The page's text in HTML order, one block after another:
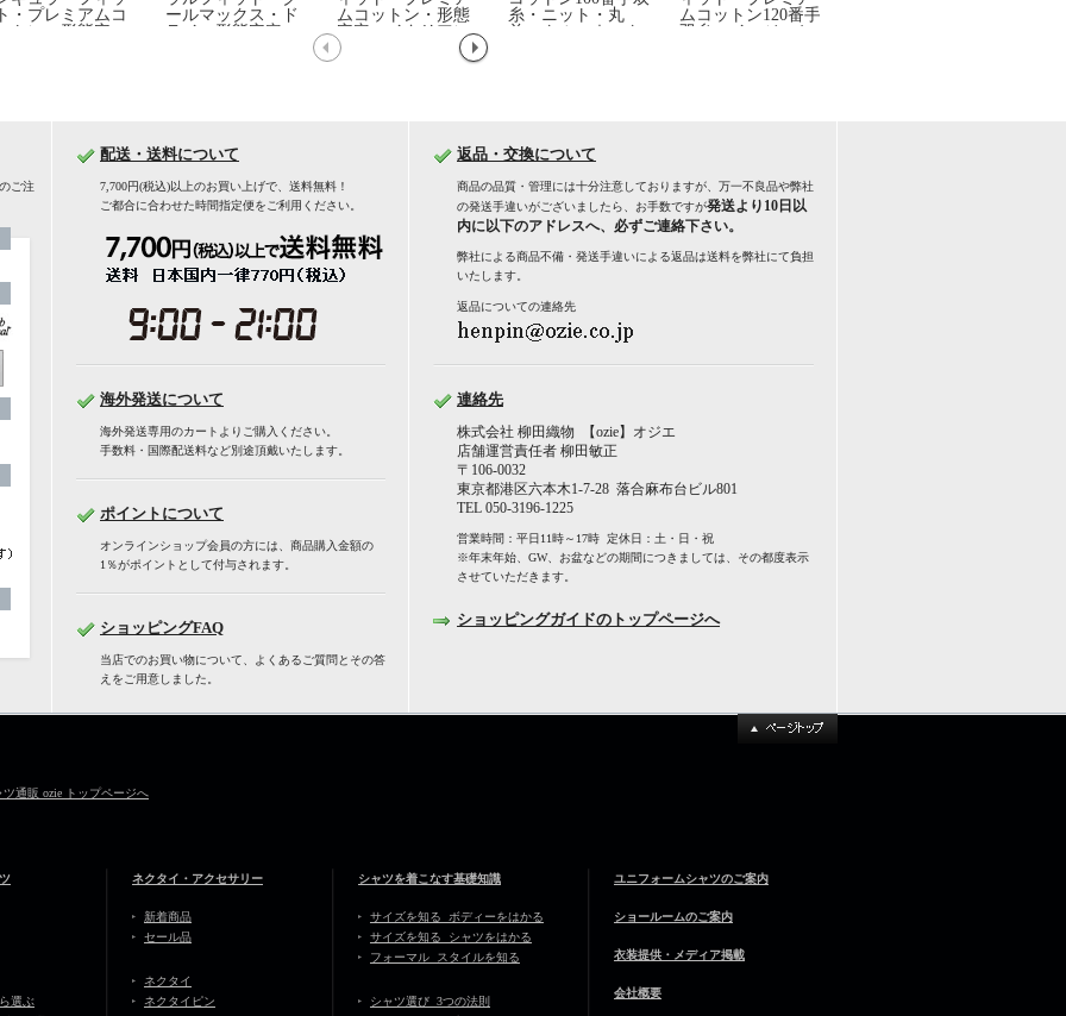
・プレミアムコ
トン・形態安
ールマックス・ド
ライ・形態安定・
ムコットン・形態
安定・イタリアン
カラー・ボタンダ
糸・ニット・丸
首・クルーネック
ムコットン120番手
双糸・イージーケ
ご注
配送・送料について
7,700円(税込)以上のお買い上げで、送料無料！
ご都合に合わせた時間指定便をご利用ください。
海外発送について
海外発送専用のカートよりご購入ください。
手数料・国際配送料など別途頂戴いたします。
ポイントについて
オンラインショップ会員の方には、商品購入金額の
1％がポイントとして付与されます。
ショッピングFAQ
当店でのお買い物について、よくあるご質問とその答
えをご用意しました。
返品・交換について
商品の品質・管理には十分注意しておりますが、万一不良品や弊社
の発送手違いがございましたら、お手数ですが発送より10日以
内に以下のアドレスへ、必ずご連絡下さい。
弊社による商品不備・発送手違いによる返品は送料を弊社にて負担
いたします。
返品についての連絡先
連絡先
株式会社 柳田織物 【ozie】オジエ
店舗運営責任者 柳田敏正
〒106-0032
東京都港区六本木1-7-28 落合麻布台ビル801
TEL 050-3196-1225
営業時間：平日11時～17時 定休日：土・日・祝
※年末年始、GW、お盆などの期間につきましては、その都度表示
させていただきます。
ショッピングガイドのトップページへ
通販 ozie トップページへ
選ぶ
ネクタイ・アクセサリー
新着商品
セール品
ネクタイ
ネクタイピン
シャツを着こなす基礎知識
サイズを知る ボディーをはかる
サイズを知る シャツをはかる
フォーマル スタイルを知る
シャツ選び 3つの法則
ユニフォームシャツのご案内
ショールームのご案内
衣装提供・メディア掲載
会社概要